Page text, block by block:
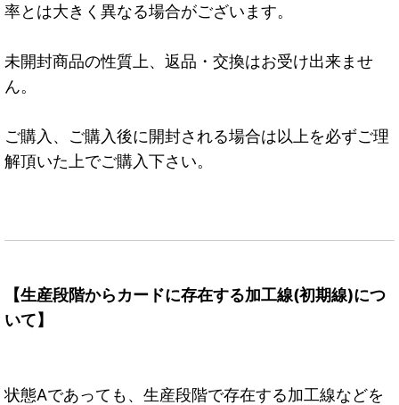
率とは大きく異なる場合がございます。
未開封商品の性質上、返品・交換はお受け出来ませ
ん。
ご購入、ご購入後に開封される場合は以上を必ずご理
解頂いた上でご購入下さい。
【生産段階からカードに存在する加工線(初期線)につ
いて】
状態Aであっても、生産段階で存在する加工線などを